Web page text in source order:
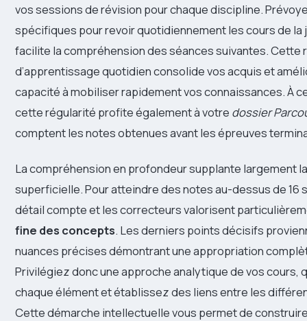
vos sessions de révision pour chaque discipline.
spécifiques pour revoir quotidiennement les cours de la
facilite la compréhension des séances suivantes. Cette
d’apprentissage quotidien consolide vos acquis et
capacité à mobiliser rapidement vos connaissances. À
cette régularité profite également à votre dossier
comptent les notes obtenues avant les épreuves
La compréhension en profondeur supplante largement
superficielle. Pour atteindre des notes au-dessus de 16
détail compte et les correcteurs valorisent
fine des concepts. Les derniers points décisifs
nuances précises démontrant une appropriation
Privilégiez donc une approche analytique de vos cours,
chaque élément et établissez des liens entre les
Cette démarche intellectuelle vous permet de